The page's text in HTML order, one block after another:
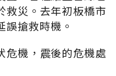
救災。去年初板橋市
搶救時機。
危機，震後的危機處